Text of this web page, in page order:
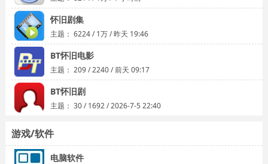
怀旧剧集
主题： 6224/1万/昨天 19:46
BT怀旧电影
主题： 209/2240/前天 09:17
BT怀旧剧
主题： 30/1692/2026-7-5 22:40
游戏/软件
电脑软件